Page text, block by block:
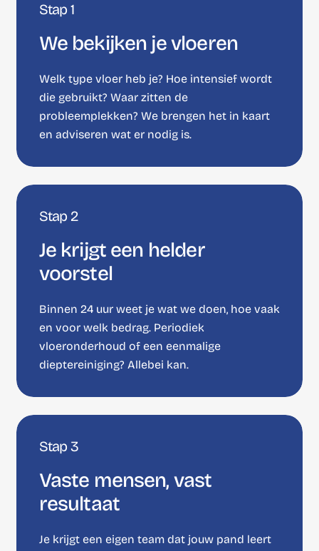
Stap 1
We bekijken je vloeren
Welk type vloer heb je? Hoe intensief wordt
die gebruikt? Waar zitten de
probleemplekken? We brengen het in kaart
en adviseren wat er nodig is.
Stap 2
Je krijgt een helder
voorstel
Binnen 24 uur weet je wat we doen, hoe vaak
en voor welk bedrag. Periodiek
vloeronderhoud of een eenmalige
dieptereiniging? Allebei kan.
Stap 3
Vaste mensen, vast
resultaat
Je krijgt een eigen team dat jouw pand leert